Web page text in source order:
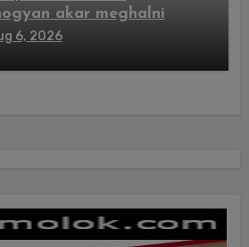
akar meghalni
6, 2026